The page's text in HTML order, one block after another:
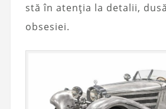
stă în atenția la detalii,
obsesiei.